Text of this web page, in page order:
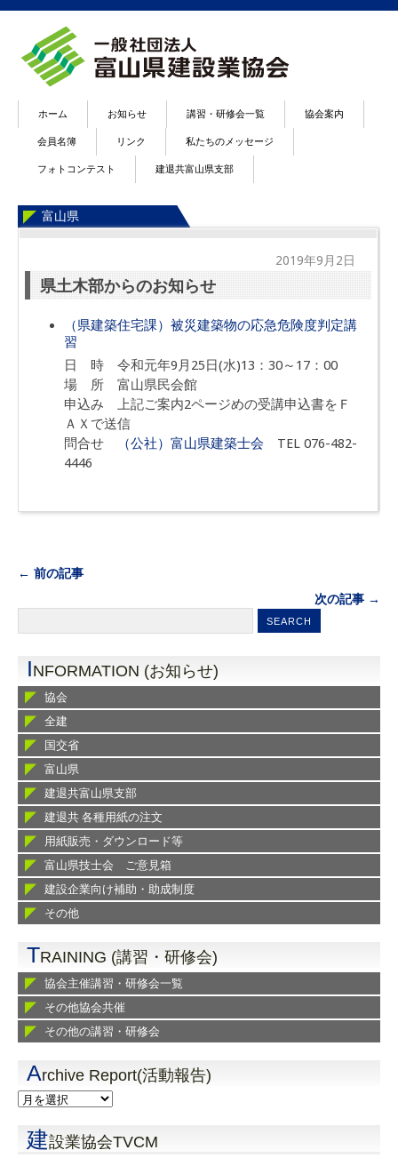
ホーム お知らせ 講習・研修会一覧 協会案内
会員名簿 リンク 私たちのメッセージ
フォトコンテスト 建退共富山県支部
富山県
2019年9月2日
県土木部からのお知らせ
（県建築住宅課）被災建築物の応急危険度判定講
習
日 時 令和元年9月25日(水)13：30～17：00
場 所 富山県民会館
申込み 上記ご案内2ページめの受講申込書をＦ
ＡＸで送信
問合せ
（公社）富山県建築士会 TEL 076-482-
4446
← 前の記事
次の記事 →
INFORMATION (お知らせ)
協会
全建
国交省
富山県
建退共富山県支部
建退共 各種用紙の注文
用紙販売・ダウンロード等
富山県技士会 ご意見箱
建設企業向け補助・助成制度
その他
TRAINING (講習・研修会)
協会主催講習・研修会一覧
その他協会共催
その他の講習・研修会
Archive Report(活動報告)
建設業協会TVCM